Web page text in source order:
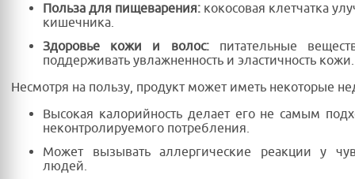
Польза для пищеварения: кокосовая клетчатка
кишечника.
Здоровье кожи и волос:питательные
поддерживать увлажненность и эластичность кожи.
Несмотря на пользу, продукт может иметь некоторые
Высокая калорийность делает его не самым
неконтролируемого потребления.
Может вызывать аллергические реакции у
людей.